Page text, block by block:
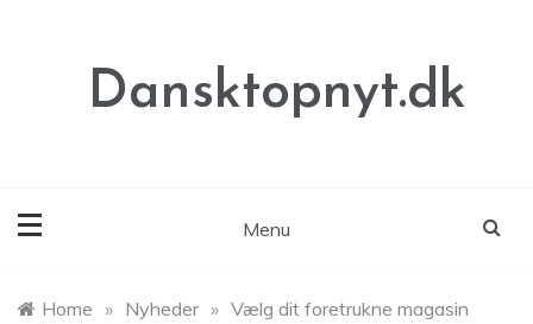
Dansktopnyt.dk
Menu
Home » Nyheder » Vælg dit foretrukne magasin